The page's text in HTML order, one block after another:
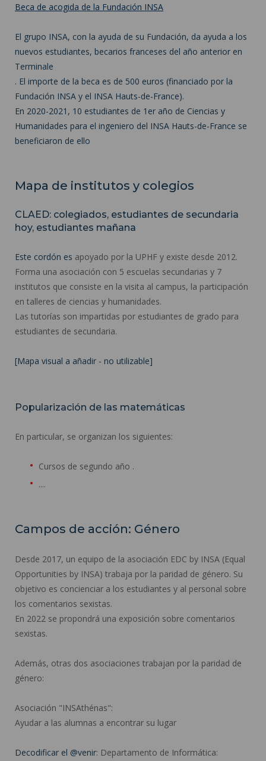
Beca de acogida de la Fundación INSA
El grupo INSA, con la ayuda de su Fundación, da ayuda a los
nuevos estudiantes, becarios franceses del año anterior en
Terminale
. El importe de la beca es de 500 euros (financiado por la
Fundación INSA y el INSA Hauts-de-France).
En 2020-2021, 10 estudiantes de 1er año de Ciencias y
Humanidades para el ingeniero del INSA Hauts-de-France se
beneficiaron de ello
Mapa de institutos y colegios
CLAED: colegiados, estudiantes de secundaria
hoy, estudiantes mañana
Este cordón es apoyado por la UPHF y existe desde 2012.
Forma una asociación con 5 escuelas secundarias y 7
institutos que consiste en la visita al campus, la participación
en talleres de ciencias y humanidades.
Las tutorías son impartidas por estudiantes de grado para
estudiantes de secundaria.
[Mapa visual a añadir - no utilizable]
Popularización de las matemáticas
En particular, se organizan los siguientes:
Cursos de segundo año .
....
Campos de acción: Género
Desde 2017, un equipo de la asociación EDC by INSA (Equal
Opportunities by INSA) trabaja por la paridad de género. Su
objetivo es concienciar a los estudiantes y al personal sobre
los comentarios sexistas.
En 2022 se propondrá una exposición sobre comentarios
sexistas.
Además, otras dos asociaciones trabajan por la paridad de
género:
Asociación "INSAthénas":
Ayudar a las alumnas a encontrar su lugar
Decodificar el @venir: Departamento de Informática: